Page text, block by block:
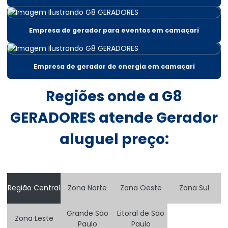
Aluguel gerador 220v em salvador
Aluguel gerador 300 kva
Aluguel gerador 300 kva em salvador
Aluguel de gerador 400 kva
Aluguel de gerador 500 kva
Aluguel de gerador diária
Empresa de gerador para eventos em camaçari
Empresa de gerador de energia em camaçari
Regiões onde a G8
GERADORES atende Gerador
aluguel preço:
Região Central Zona Norte Zona Oeste Zona Sul
Zona Leste
Grande São
Paulo
Litoral de São
Paulo